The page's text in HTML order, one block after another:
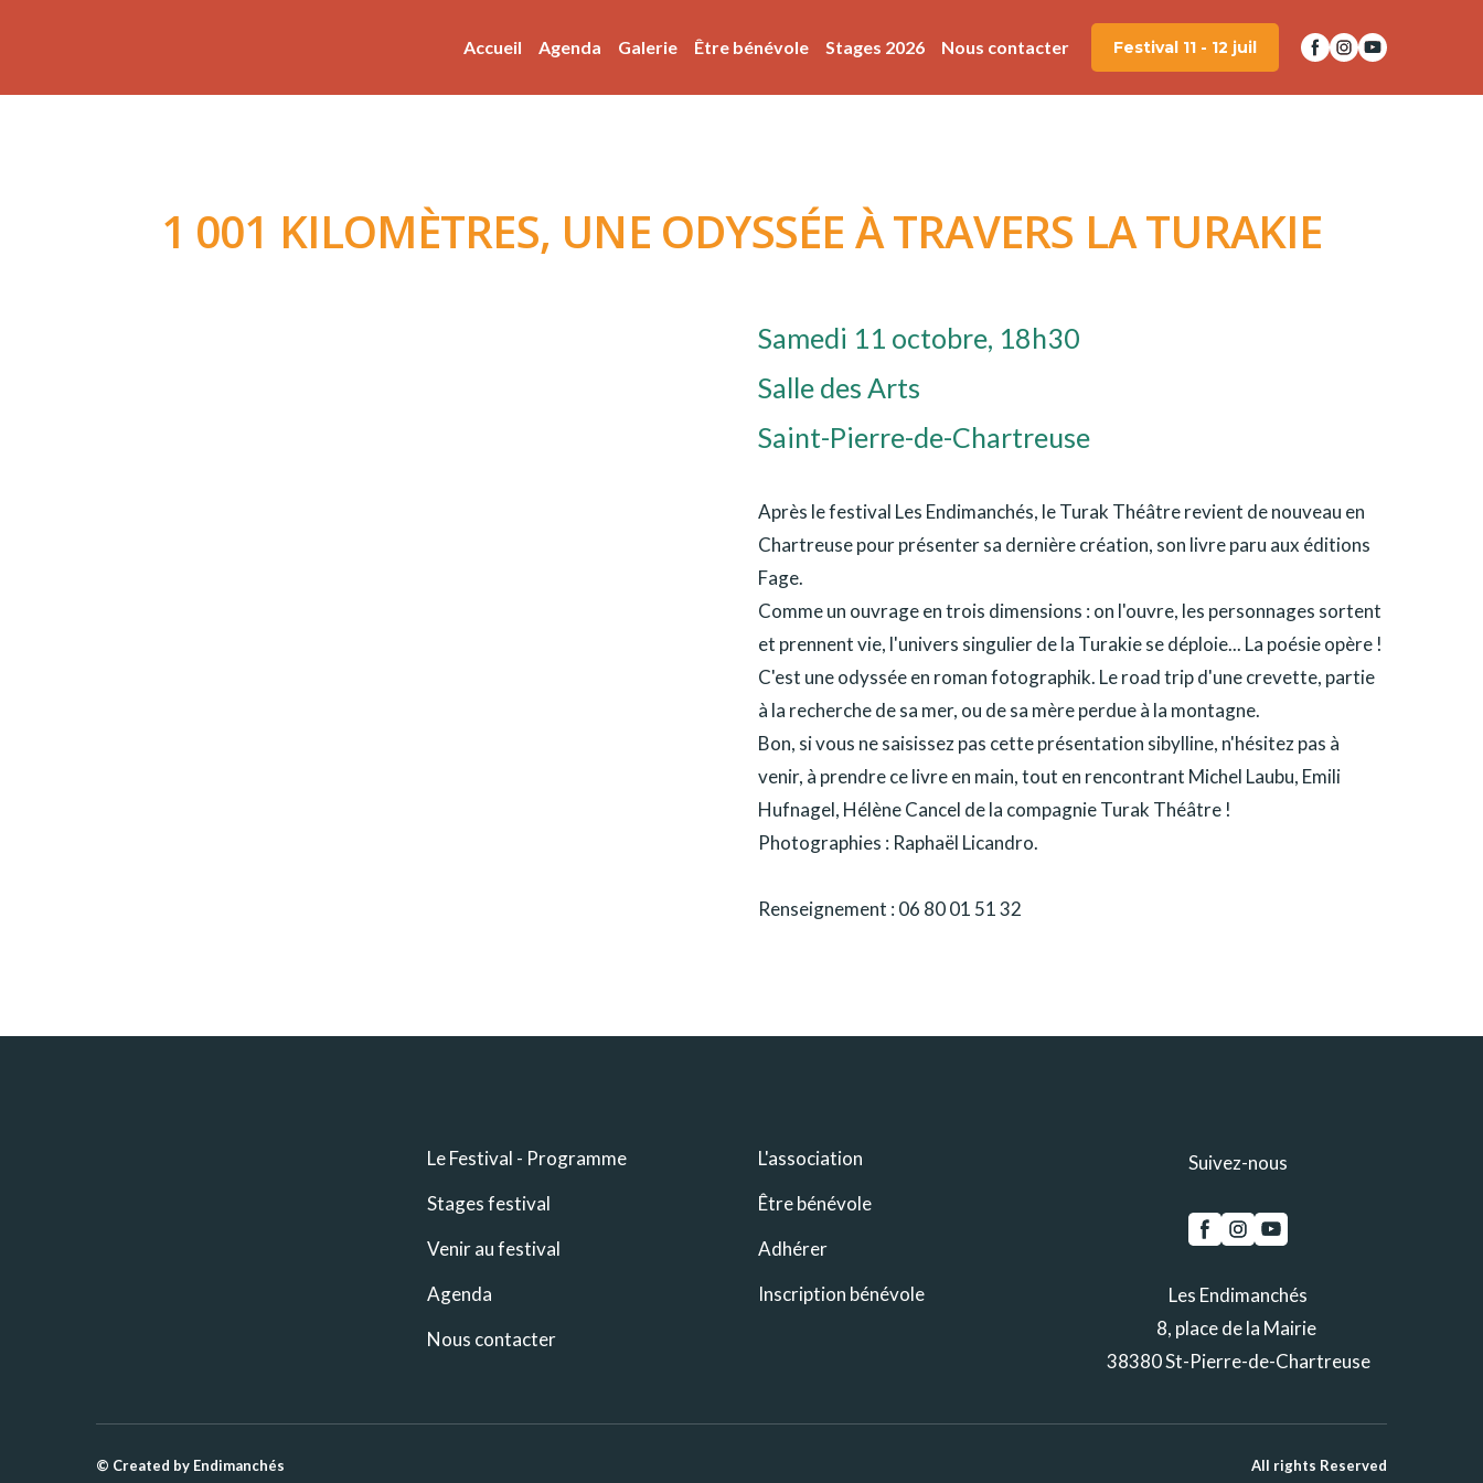
Accueil Agenda Galerie Être bénévole Stages 2026 Nous contacter Festival 11 - 12 juil
1 001 KILOMÈTRES, UNE ODYSSÉE À TRAVERS LA TURAKIE
Samedi 11 octobre, 18h30
Salle des Arts
Saint-Pierre-de-Chartreuse
Après le festival Les Endimanchés, le Turak Théâtre revient de nouveau en
Chartreuse pour présenter sa dernière création, son livre paru aux éditions
Fage.
Comme un ouvrage en trois dimensions : on l'ouvre, les personnages sortent
et prennent vie, l'univers singulier de la Turakie se déploie... La poésie opère !
C'est une odyssée en roman fotographik. Le road trip d'une crevette, partie
à la recherche de sa mer, ou de sa mère perdue à la montagne.
Bon, si vous ne saisissez pas cette présentation sibylline, n'hésitez pas à
venir, à prendre ce livre en main, tout en rencontrant Michel Laubu, Emili
Hufnagel, Hélène Cancel de la compagnie Turak Théâtre !
Photographies : Raphaël Licandro.
Renseignement : 06 80 01 51 32
Le Festival - Programme
Stages festival
Venir au festival
Agenda
Nous contacter
L'association
Être bénévole
Adhérer
Inscription bénévole
Suivez-nous
Les Endimanchés
8, place de la Mairie
38380 St-Pierre-de-Chartreuse
© Created by Endimanchés All rights Reserved